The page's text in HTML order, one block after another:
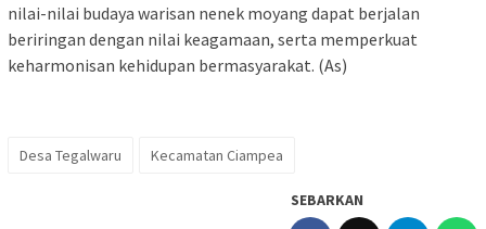
nilai-nilai budaya warisan nenek moyang dapat berjalan
beriringan dengan nilai keagamaan, serta memperkuat
keharmonisan kehidupan bermasyarakat. (As)
Desa Tegalwaru Kecamatan Ciampea
SEBARKAN